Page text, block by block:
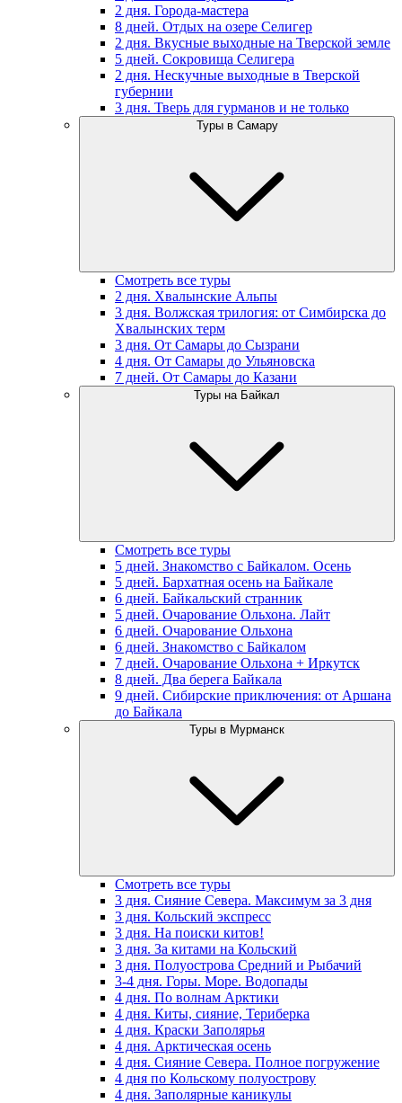
2 дня. Города-мастера
8 дней. Отдых на озере Селигер
2 дня. Вкусные выходные на Тверской земле
5 дней. Сокровища Селигера
2 дня. Нескучные выходные в Тверской
губернии
3 дня. Тверь для гурманов и не только
Туры в Самару
Смотреть все туры
2 дня. Хвалынские Альпы
3 дня. Волжская трилогия: от Симбирска до
Хвалынских терм
3 дня. От Самары до Сызрани
4 дня. От Самары до Ульяновска
7 дней. От Самары до Казани
Туры на Байкал
Смотреть все туры
5 дней. Знакомство с Байкалом. Осень
5 дней. Бархатная осень на Байкале
6 дней. Байкальский странник
5 дней. Очарование Ольхона. Лайт
6 дней. Очарование Ольхона
6 дней. Знакомство с Байкалом
7 дней. Очарование Ольхона + Иркутск
8 дней. Два берега Байкала
9 дней. Сибирские приключения: от Аршана
до Байкала
Туры в Мурманск
Смотреть все туры
3 дня. Сияние Севера. Максимум за 3 дня
3 дня. Кольский экспресс
3 дня. На поиски китов!
3 дня. За китами на Кольский
3 дня. Полуострова Средний и Рыбачий
3-4 дня. Горы. Море. Водопады
4 дня. По волнам Арктики
4 дня. Киты, сияние, Териберка
4 дня. Краски Заполярья
4 дня. Арктическая осень
4 дня. Сияние Севера. Полное погружение
4 дня по Кольскому полуострову
4 дня. Заполярные каникулы